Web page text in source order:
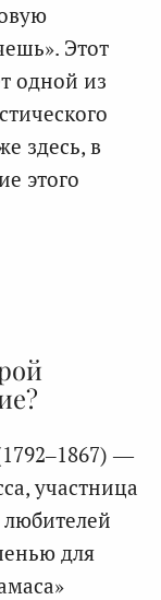
Этот
одной из
здесь, в
этого
—
участница
любителей
для